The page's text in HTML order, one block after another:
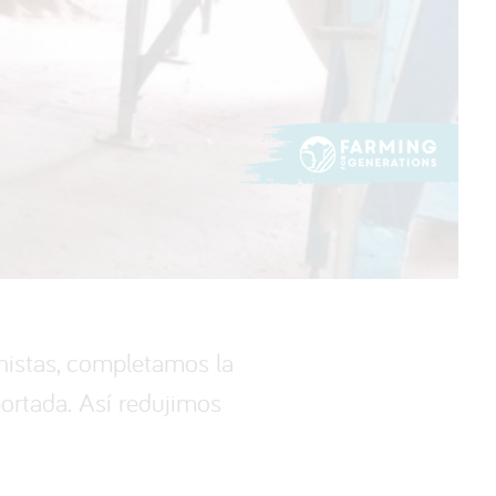
completamos la
Así redujimos